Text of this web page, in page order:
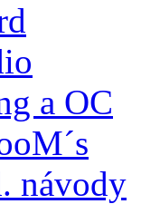
a OC
návody